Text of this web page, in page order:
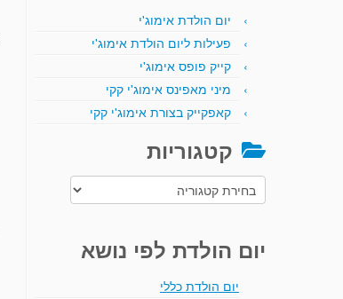
יום הולדת אימוג'י
פעילות ליום הולדת אימוג'י
קייק פופס אימוג'י
מיני מאפינס אימוג'י קקי
קאפקייק בצורת אימוג'י קקי
קטגוריות
קטגוריות
יום הולדת לפי נושא
יום הולדת כללי